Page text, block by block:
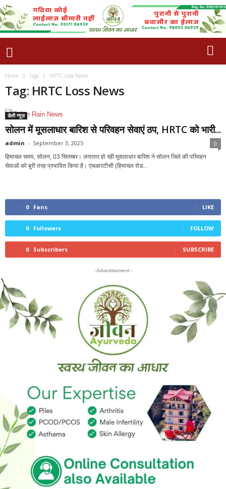
Home Tags HRTC Loss News
Tag: HRTC Loss News
डेली न्यूज़
सोलन में मूसलाधार बारिश से परिवहन सेवाएं ठप, HRTC को भारी...
admin - September 3, 2025 0
हिमाचल समय, सोलन, 03 सितम्बर। लगातार हो रही मूसलाधार बारिश ने सोलन जिले की परिवहन
सेवाओं को बुरी तरह प्रभावित किया है। एचआरटीसी (हिमाचल रोड...
0 Fans LIKE
0 Followers FOLLOW
0 Subscribers SUBSCRIBE
- Advertisement -